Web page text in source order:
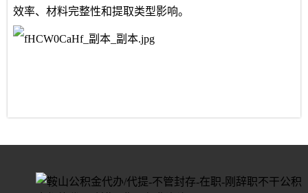
效率、材料完整性和提取类型影响。